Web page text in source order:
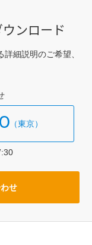
ンロード
細説明のご希望、
せ